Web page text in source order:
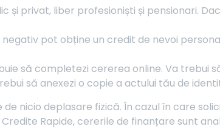
și privat, liber profesioniști și pensionari.
pot obține un credit de nevoi
să completezi cererea online. Va trebui
să anexezi o copie a actului tău de
nicio deplasare fizică. În cazul în care
Rapide, cererile de finanțare sunt